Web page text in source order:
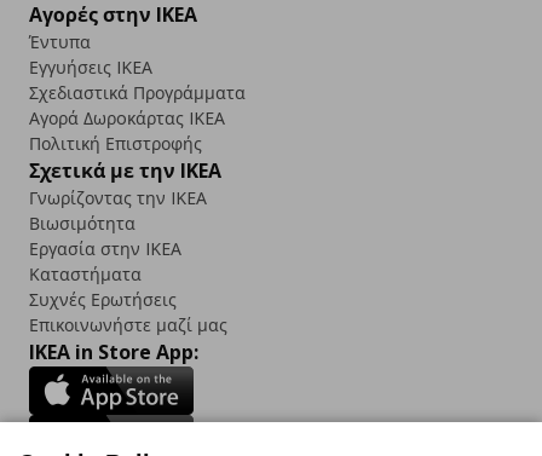
Αγορές στην IKEA
Έντυπα
Εγγυήσεις IKEA
Σχεδιαστικά Προγράμματα
Αγορά Δωρoκάρτας IKEA
Πολιτική Επιστροφής
Σχετικά με την IKEA
Γνωρίζοντας την IKEA
Βιωσιμότητα
Εργασία στην IKEA
Καταστήματα
Συχνές Ερωτήσεις
Επικοινωνήστε μαζί μας
IKEA in Store App: